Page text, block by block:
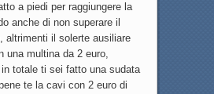
a piedi per raggiungere la
anche di non superare il
altrimenti il solerte ausiliare
una multina da 2 euro,
totale ti sei fatto una sudata
te la cavi con 2 euro di